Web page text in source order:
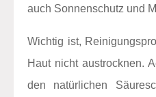
auch Sonnenschutz und
Wichtig ist,
Haut nicht austrocknen.
den natürlichen